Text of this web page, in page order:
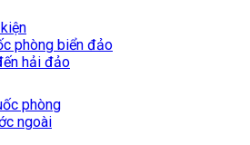
phòng biển đảo
hải đảo
phòng
ngoài